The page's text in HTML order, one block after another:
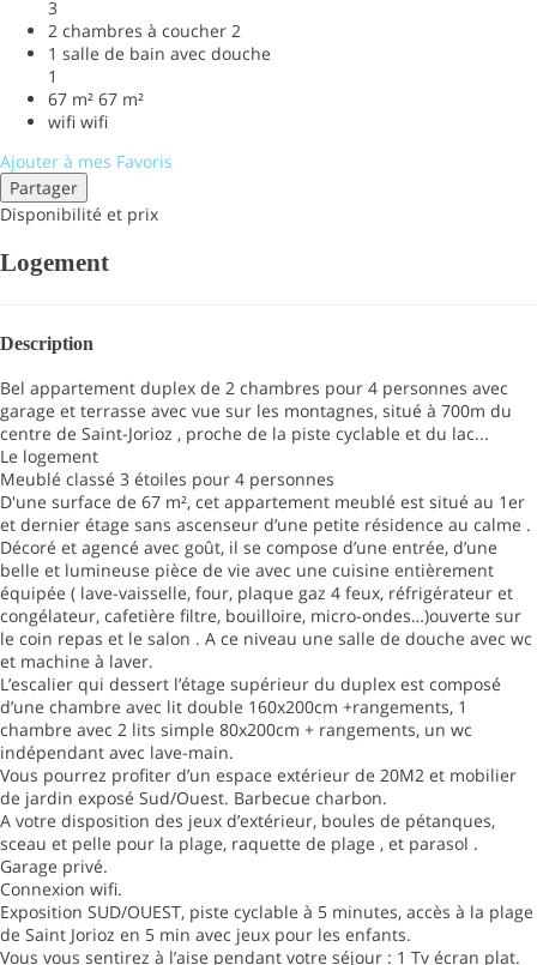
3
2 chambres à coucher 2
1 salle de bain avec douche
1
67 m² 67 m²
wifi wifi
Ajouter à mes Favoris
Partager
Disponibilité et prix
Logement
Description
Bel appartement duplex de 2 chambres pour 4 personnes avec
garage et terrasse avec vue sur les montagnes, situé à 700m du
centre de Saint-Jorioz , proche de la piste cyclable et du lac...
Le logement
Meublé classé 3 étoiles pour 4 personnes
D'une surface de 67 m², cet appartement meublé est situé au 1er
et dernier étage sans ascenseur d’une petite résidence au calme .
Décoré et agencé avec goût, il se compose d’une entrée, d’une
belle et lumineuse pièce de vie avec une cuisine entièrement
équipée ( lave-vaisselle, four, plaque gaz 4 feux, réfrigérateur et
congélateur, cafetière filtre, bouilloire, micro-ondes…)ouverte sur
le coin repas et le salon . A ce niveau une salle de douche avec wc
et machine à laver.
L’escalier qui dessert l’étage supérieur du duplex est composé
d’une chambre avec lit double 160x200cm +rangements, 1
chambre avec 2 lits simple 80x200cm + rangements, un wc
indépendant avec lave-main.
Vous pourrez profiter d’un espace extérieur de 20M2 et mobilier
de jardin exposé Sud/Ouest. Barbecue charbon.
A votre disposition des jeux d’extérieur, boules de pétanques,
sceau et pelle pour la plage, raquette de plage , et parasol .
Garage privé.
Connexion wifi.
Exposition SUD/OUEST, piste cyclable à 5 minutes, accès à la plage
de Saint Jorioz en 5 min avec jeux pour les enfants.
Vous vous sentirez à l’aise pendant votre séjour : 1 Tv écran plat.